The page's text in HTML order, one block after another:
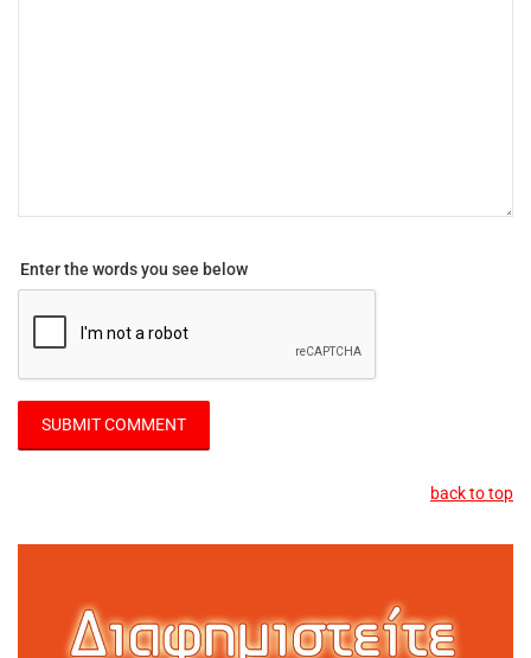
Enter the words you see below
back to top